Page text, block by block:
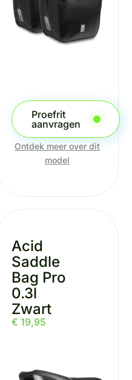
Proefrit
aanvragen
Ontdek meer over dit
model
Acid
Saddle
Bag Pro
0.3l
Zwart
€ 19,95